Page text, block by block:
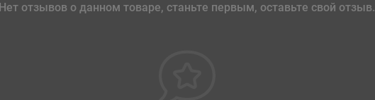
Нет отзывов о данном товаре, станьте первым, оставьте свой отзыв.